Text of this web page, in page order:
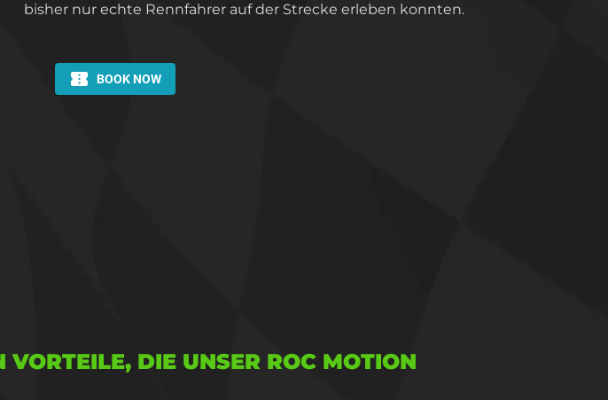
bisher nur echte Rennfahrer auf der Strecke erleben konnten.
DIE UNSER ROC MOTION